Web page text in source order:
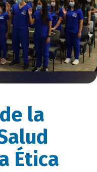
la
Ética